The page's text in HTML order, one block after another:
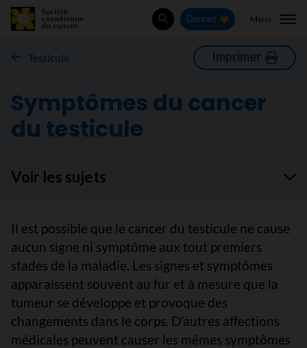
Rechercher
Donnez Menu
Testicule Imprimer
Symptômes du cancer
du testicule
Voir les sujets
Il est possible que le cancer du testicule ne cause
aucun signe ni symptôme aux tout premiers
stades de la maladie. Les signes et symptômes
apparaissent souvent au fur et à mesure que la
tumeur se développe et provoque des
changements dans le corps. D’autres affections
médicales peuvent causer les mêmes symptômes